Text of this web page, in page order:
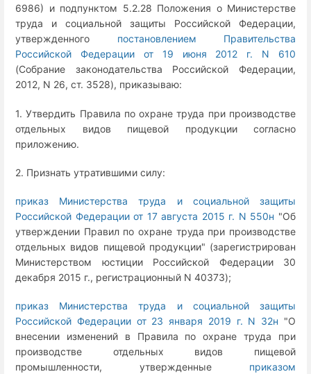
6986) и подпунктом 5.2.28 Положения о Министерстве
труда и социальной защиты Российской Федерации,
утвержденного постановлением Правительства
Российской Федерации от 19 июня 2012 г. N 610
(Собрание законодательства Российской Федерации,
2012, N 26, ст. 3528), приказываю:
1. Утвердить Правила по охране труда при производстве
отдельных видов пищевой продукции согласно
приложению.
2. Признать утратившими силу:
приказ Министерства труда и социальной защиты
Российской Федерации от 17 августа 2015 г. N 550н "Об
утверждении Правил по охране труда при производстве
отдельных видов пищевой продукции" (зарегистрирован
Министерством юстиции Российской Федерации 30
декабря 2015 г., регистрационный N 40373);
приказ Министерства труда и социальной защиты
Российской Федерации от 23 января 2019 г. N 32н "О
внесении изменений в Правила по охране труда при
производстве отдельных видов пищевой
промышленности, утвержденные приказом